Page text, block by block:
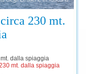
230 mt.
dalla spiaggia
mt. dalla spiaggia